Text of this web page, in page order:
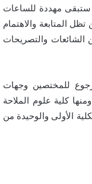
مهددة للساعات
المتابعة والاهتمام
الشائعات والتصريحات
للمختصين وجهات
كلية علوم الملاحة
الأولى والوحيدة من